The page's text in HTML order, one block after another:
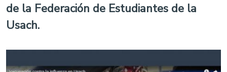
de la Federación de Estudiantes de la
Usach.